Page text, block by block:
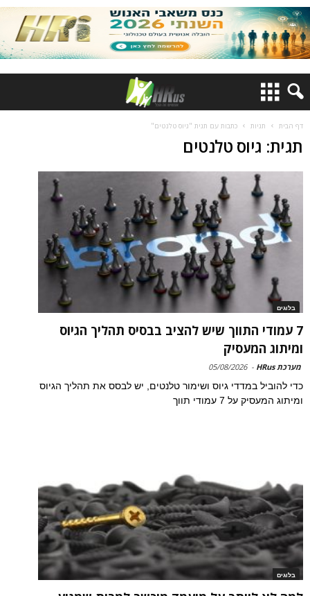
דף הבית תגיות כתבות עם תגית "גיוס טלנטים"
תגית: גיוס טלנטים
בלוגים
7 עמודי התווך שיש להציב בבסיס תהליך הגיוס
ומיתוג המעסיק
מערכת HRus -
05/08/2026
כדי להוביל במדדי גיוס ושימור טלנטים, יש לבסס את תהליך הגיוס
ומיתוג המעסיק על 7 עמודי תווך
בלוגים